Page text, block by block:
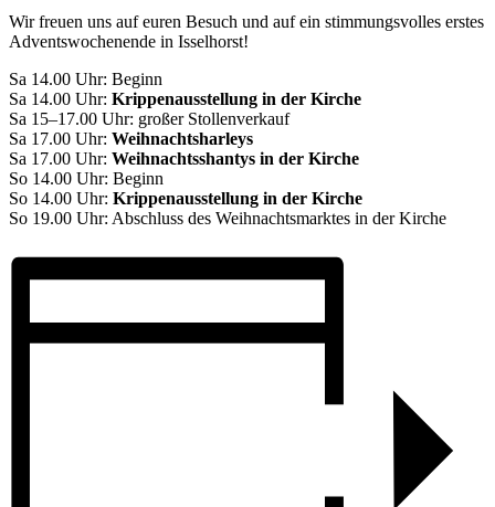
Wir freuen uns auf euren Besuch und auf ein stimmungsvolles erstes
Adventswochenende in Isselhorst!
Sa 14.00 Uhr: Beginn
Sa 14.00 Uhr: Krippenausstellung in der Kirche
Sa 15–17.00 Uhr: großer Stollenverkauf
Sa 17.00 Uhr: Weihnachtsharleys
Sa 17.00 Uhr: Weihnachtsshantys in der Kirche
So 14.00 Uhr: Beginn
So 14.00 Uhr: Krippenausstellung in der Kirche
So 19.00 Uhr: Abschluss des Weihnachtsmarktes in der Kirche